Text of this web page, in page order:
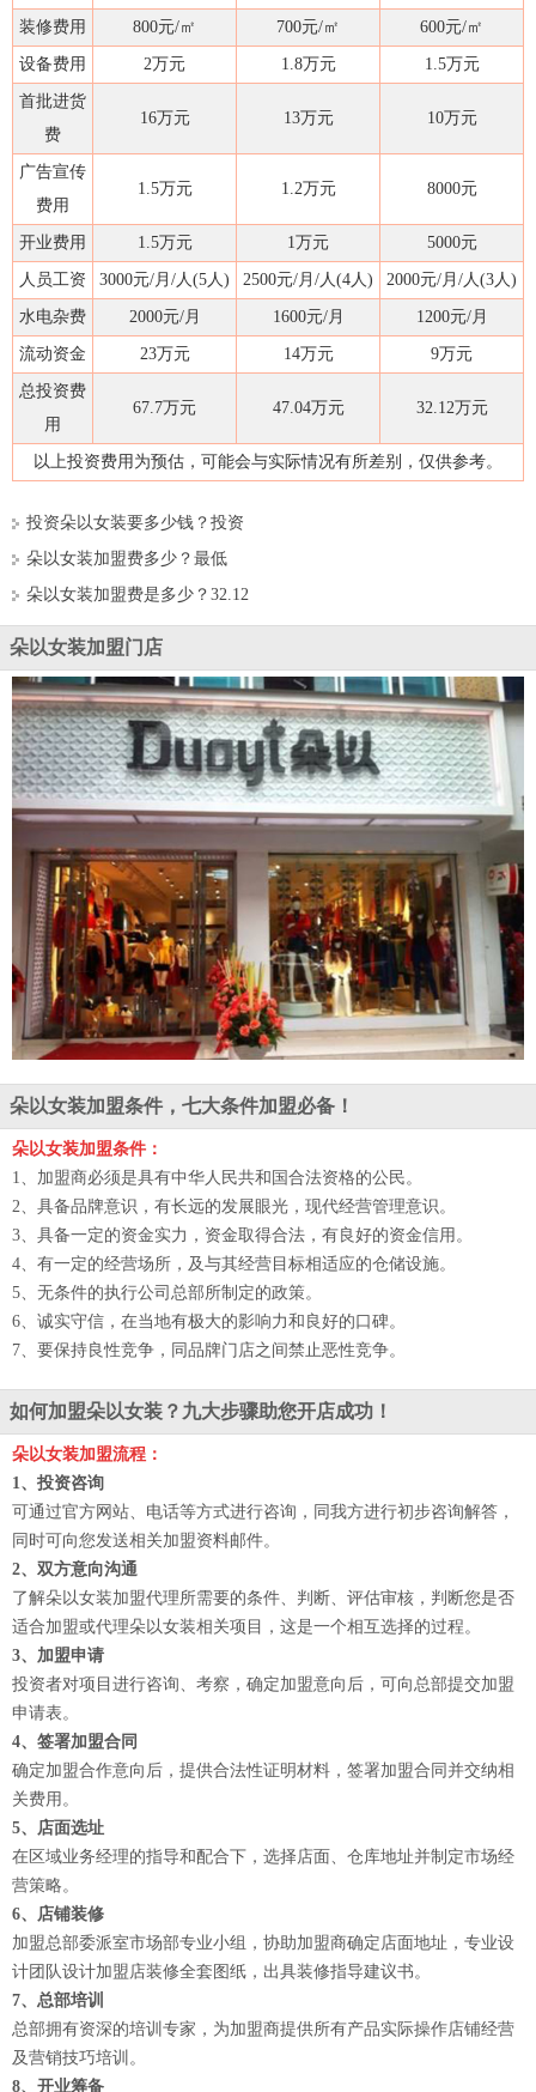
装修费用 800元/㎡ 700元/㎡ 600元/㎡
设备费用 2万元 1.8万元 1.5万元
首批进货
费
16万元 13万元 10万元
广告宣传
费用
1.5万元 1.2万元 8000元
开业费用 1.5万元 1万元 5000元
人员工资 3000元/月/人(5人) 2500元/月/人(4人) 2000元/月/人(3人)
水电杂费 2000元/月 1600元/月 1200元/月
流动资金 23万元 14万元 9万元
总投资费
用
67.7万元 47.04万元 32.12万元
以上投资费用为预估，可能会与实际情况有所差别，仅供参考。
投资朵以女装要多少钱？投资
32.12万元开创致富之路！
朵以女装加盟费多少？最低
32.12万元即可当老板！
朵以女装加盟费是多少？32.12
万元少不了！
朵以女装加盟门店
朵以女装加盟条件，七大条件加盟必备！
朵以女装加盟条件：
1、加盟商必须是具有中华人民共和国合法资格的公民。
2、具备品牌意识，有长远的发展眼光，现代经营管理意识。
3、具备一定的资金实力，资金取得合法，有良好的资金信用。
4、有一定的经营场所，及与其经营目标相适应的仓储设施。
5、无条件的执行公司总部所制定的政策。
6、诚实守信，在当地有极大的影响力和良好的口碑。
7、要保持良性竞争，同品牌门店之间禁止恶性竞争。
如何加盟朵以女装？九大步骤助您开店成功！
朵以女装加盟流程：
1、投资咨询
可通过官方网站、电话等方式进行咨询，同我方进行初步咨询解答，
同时可向您发送相关加盟资料邮件。
2、双方意向沟通
了解朵以女装加盟代理所需要的条件、判断、评估审核，判断您是否
适合加盟或代理朵以女装相关项目，这是一个相互选择的过程。
3、加盟申请
投资者对项目进行咨询、考察，确定加盟意向后，可向总部提交加盟
申请表。
4、签署加盟合同
确定加盟合作意向后，提供合法性证明材料，签署加盟合同并交纳相
关费用。
5、店面选址
在区域业务经理的指导和配合下，选择店面、仓库地址并制定市场经
营策略。
6、店铺装修
加盟总部委派室市场部专业小组，协助加盟商确定店面地址，专业设
计团队设计加盟店装修全套图纸，出具装修指导建议书。
7、总部培训
总部拥有资深的培训专家，为加盟商提供所有产品实际操作店铺经营
及营销技巧培训。
8、开业筹备